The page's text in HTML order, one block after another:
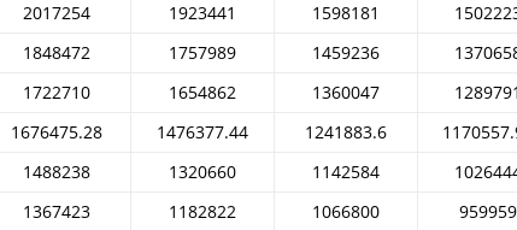
2017254 1923441 1598181
1848472 1757989 1459236
1722710 1654862 1360047 1289791
1676475.28 1476377.44 1241883.6
1488238 1320660 1142584
1367423 1182822 1066800 959959